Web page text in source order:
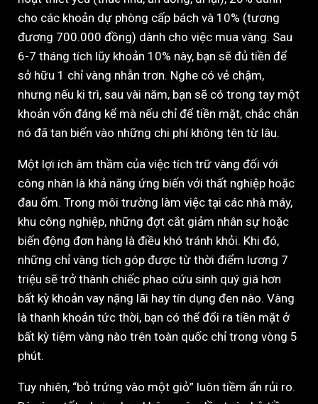
cho các khoản dự phòng cấp bách và 10% (tương
đương 700.000 đồng) dành cho việc mua vàng. Sau
6-7 tháng tích lũy khoản 10% này, bạn sẽ đủ tiền để
sở hữu 1 chỉ vàng nhẫn trơn. Nghe có vẻ chậm,
nhưng nếu ki trì, sau vài năm, bạn sẽ có trong tay một
khoản vốn đáng kể mà nếu chỉ để tiền mặt, chắc chắn
nó đã tan biến vào những chi phí không tên từ lâu.
Một lợi ích âm thầm của việc tích trữ vàng đối với
công nhân là khả năng ứng biến với thất nghiệp hoặc
đau ốm. Trong môi trường làm việc tại các nhà máy,
khu công nghiệp, những đợt cắt giảm nhân sự hoặc
biến động đơn hàng là điều khó tránh khỏi. Khi đó,
những chỉ vàng tích góp được từ thời điểm lương 7
triệu sẽ trở thành chiếc phao cứu sinh quý giá hơn
bất kỳ khoản vay nặng lãi hay tín dụng đen nào. Vàng
là thanh khoản tức thời, bạn có thể đổi ra tiền mặt ở
bất kỳ tiệm vàng nào trên toàn quốc chỉ trong vòng 5
phút.
Tuy nhiên, “bỏ trứng vào một giỏ” luôn tiềm ẩn rủi ro.